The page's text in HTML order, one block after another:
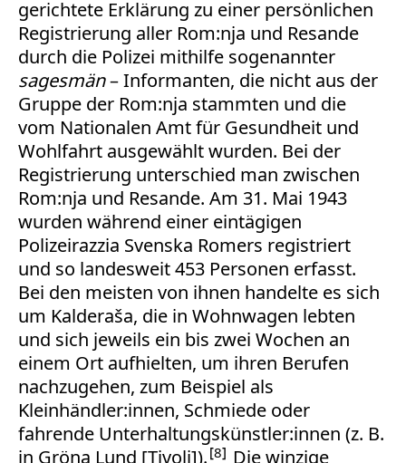
gerichtete Erklärung zu einer persönlichen
Registrierung aller Rom:nja und Resande
durch die Polizei mithilfe sogenannter
sagesmän– Informanten, die nicht aus der
Gruppe der Rom:nja stammten und die
vom Nationalen Amt für Gesundheit und
Wohlfahrt ausgewählt wurden. Bei der
Registrierung unterschied man zwischen
Rom:nja und Resande. Am 31. Mai 1943
wurden während einer eintägigen
Polizeirazzia Svenska Romers registriert
und so landesweit 453 Personen erfasst.
Bei den meisten von ihnen handelte es sich
um Kalderaša, die in Wohnwagen lebten
und sich jeweils ein bis zwei Wochen an
einem Ort aufhielten, um ihren Berufen
nachzugehen, zum Beispiel als
Kleinhändler:innen, Schmiede oder
fahrende Unterhaltungskünstler:innen (z. B.
in Gröna Lund [Tivoli]). 8
Die winzige